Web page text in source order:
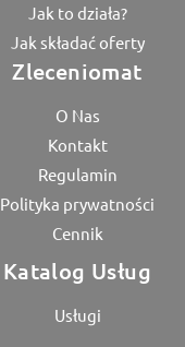
Jak to działa?
Jak składać oferty
Zleceniomat
O Nas
Kontakt
Regulamin
Polityka prywatności
Cennik
Katalog Usług
Usługi